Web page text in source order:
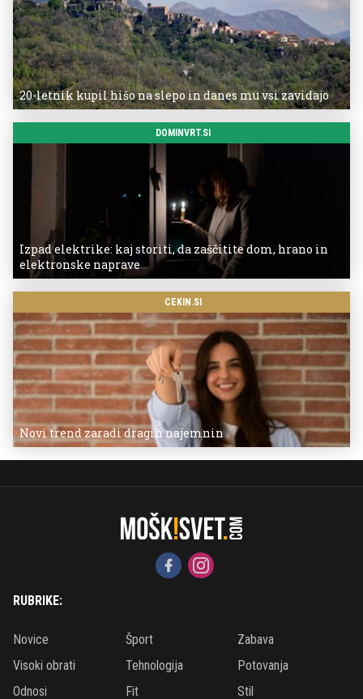
20-letnik kupil hišo na slepo in danes mu vsi zavidajo
DOMINVRT.SI
Izpad elektrike: kaj storiti, da zaščitite dom, hrano in
elektronske naprave
CEKIN.SI
Novi trend zaradi dragih najemnin
RUBRIKE:
Novice Šport
Zabava
Visoki obrati
Tehnologija
Potovanja
Odnosi
Fit Stil